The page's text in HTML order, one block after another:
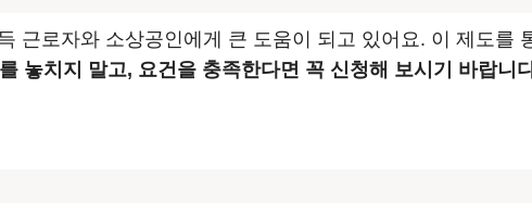
근로자와 소상공인에게 큰 도움이 되고 있어요. 이 제도를
놓치지 말고, 요건을 충족한다면 꼭 신청해 보시기 바랍니